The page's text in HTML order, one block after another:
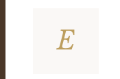
E